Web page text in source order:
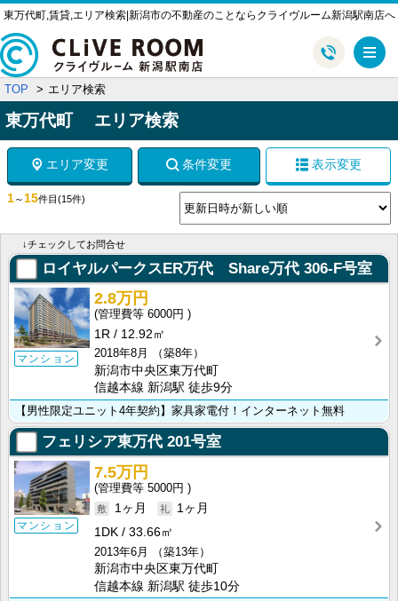
東万代町,賃貸,エリア検索|新潟市の不動産のことならクライヴルーム新潟駅南店へ
TOP エリア検索
東万代町 エリア検索
エリア変更 条件変更 表示変更
1～15件目 (15件)
↓チェックしてお問合せ
ロイヤルパークスER万代 Share万代 306-F号室
マンション
2.8万円
6000円
1R
12.92㎡
2018年8月
（築8年）
新潟市中央区東万代町
信越本線 新潟駅 徒歩9分
【男性限定ユニット4年契約】家具家電付！インターネット無料
フェリシア東万代 201号室
マンション
7.5万円
5000円
1ヶ月
1ヶ月
1DK
33.66㎡
2013年6月
（築13年）
新潟市中央区東万代町
信越本線 新潟駅 徒歩10分